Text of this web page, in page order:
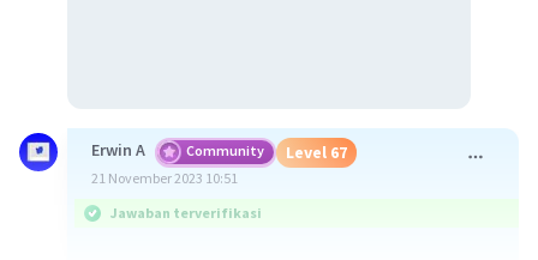
Erwin A Community Level 67
21 November 2023 10:51
Jawaban terverifikasi